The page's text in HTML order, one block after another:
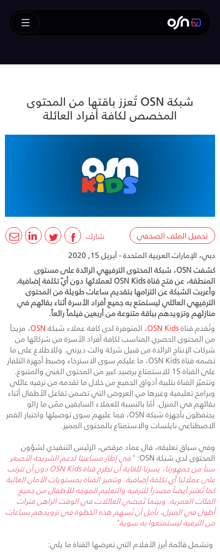
شبكة OSN تُعزز باقتها من المحتوى
المخصص لكافة أفراد العائلة
شارك
تحميل الملف الصحفي
دبي، الإمارات العربية المتحدة - أبريل 15, 2020
كشفت OSN، شبكة المحتوى الترفيهي الرائدة على مستوى
المنطقة، عن فتح قناة OSN Kids لعملائها دون أيّ تكلفة إضافية.
وأعربت الشبكة عن التزامها بتقديم ساعات طويلة من المحتوى
الترفيهي العائلي ليستمتع به جميع أفراد الأسرة أثناء بقائهم في
منازلهم وتزويدهم بباقة متنوعة من أربعين فيلماً رائعاً.
وتُقدم قناةOSN Kids، المتوفرة لدى كافة عملاء شبكةOSN، مزيجاً
من المحتوى الحصري المناسب لكافة أفراد الأسرة من شركائها من
شركات الإنتاج الرائدة من قبيل شركة والت ديزني. وللاطلاع على ما
تضمه قناةOSN Kids، ما عليكم سوى الاسترخاء وضبط أجهزة التلفاز
على القناة 15 للاستمتاع برصيد كبير من المحتوى الغني والمتنوع.
وتتميّز القناة بتلبية أذواق الجميع من خلال ما تقدمه من ترفيه عائلي
وبرامج تعليمية وغيرها من العروض التي تضمن تفاعل الأطفال أثناء
بقائهم في المنزل. أمّا بالنسبة للعملاء السابقين ممّن ما زالو
يحتفظون بأجهزة شبكةOSN، فما عليهم سوى توصيلها واختيار القمر
الاصطناعي نايلسات والاستمتاع بالمحتوى المميز.
وفي سياق تعليقه، قال عماد مرقص، الرئيس التنفيذي لشؤون
المحتوى لدى شبكةOSN
:"في إطار مساعينا لدعم الشريحة الأصغر
سناً من جمهورنا، يسرنا للغاية أن نطرح قناةOSN Kidsدون أن تترتب
على عملائنا أي تكلفة إضافية. وتتميز القناة بمستويات الأمان العالية
كما تُعتبر أيضاً مصدراً للترفيه والتعليم الموجه للأطفال من جميع
الفئات العمرية. وبينما تُمضي العائلات في الوقت الراهن فترات
أطول في المنزل، نأمل أن تُسهم هذه الخطوة في تزويدهم بساعات
من الترفيه ليستمتعوا به سوية".
وتشمل قائمة أبرز الأفلام التي تعرضها القناة ما يلي: